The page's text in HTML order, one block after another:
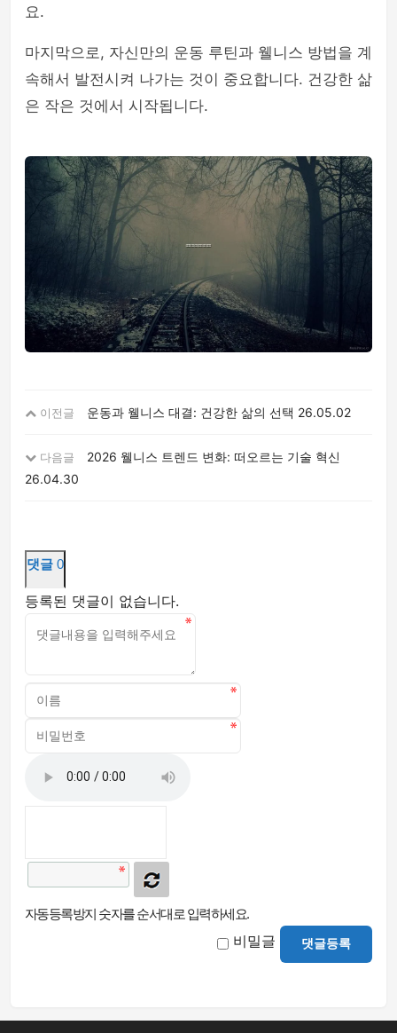
요.
마지막으로, 자신만의 운동 루틴과 웰니스 방법을 계
속해서 발전시켜 나가는 것이 중요합니다. 건강한 삶
은 작은 것에서 시작됩니다.
이전글 운동과 웰니스 대결: 건강한 삶의 선택 26.05.02
다음글
2026 웰니스 트렌드 변화: 떠오르는 기술 혁신
26.04.30
댓글 0
등록된 댓글이 없습니다.
자동등록방지 숫자를 순서대로 입력하세요.
비밀글 댓글등록